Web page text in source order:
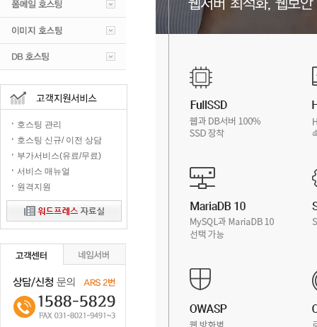
호스팅 관리
호스팅 신규/ 이전 상담
부가서비스(유료/무료)
서비스 매뉴얼
원격지원